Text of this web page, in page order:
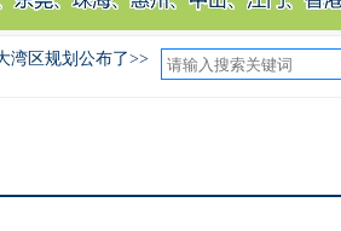
湾区规划公布了>>